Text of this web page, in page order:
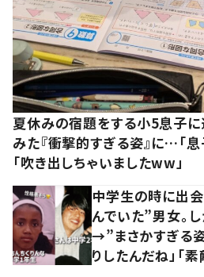
夏休みの宿題をする小5息子
みた『衝撃的すぎる姿』に…「
「吹き出しちゃいましたww」
中学生の時に出
んでいた”男女。
→”まさかすぎる
りしたんだね」「素